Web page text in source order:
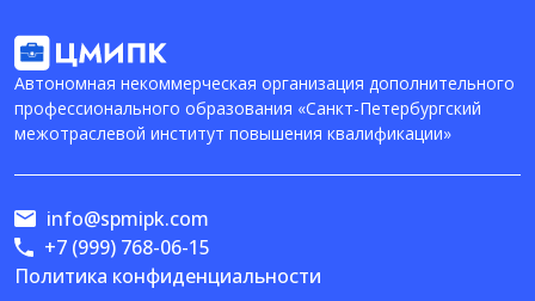
Автономная некоммерческая организация дополнительного
профессионального образования «Санкт-Петербургский
межотраслевой институт повышения квалификации»
Политика конфиденциальности
info@spmipk.com
+7 (999) 768-06-15